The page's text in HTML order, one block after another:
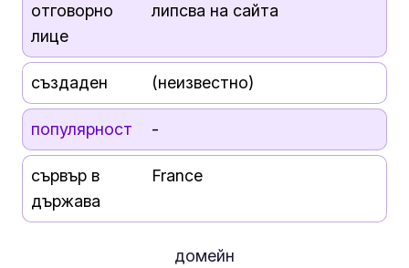
отговорно
лице
липсва на сайта
създаден (неизвестно)
популярност -
сървър в
държава
France
домейн